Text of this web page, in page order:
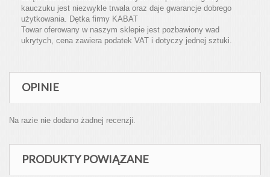
kauczuku jest niezwykle trwała oraz daje gwarancje dobrego
użytkowania. Dętka firmy KABAT
Towar oferowany w naszym sklepie jest pozbawiony wad
ukrytych, cena zawiera podatek VAT i dotyczy jednej sztuki.
OPINIE
Na razie nie dodano żadnej recenzji.
PRODUKTY POWIĄZANE